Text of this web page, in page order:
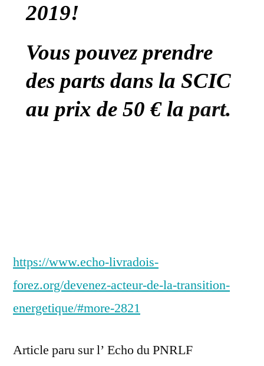
2019!
Vous pouvez prendre
des parts dans la SCIC
au prix de 50 € la part.
https://www.echo-livradois-
forez.org/devenez-acteur-de-la-transition-
energetique/#more-2821
Article paru sur l’ Echo du PNRLF